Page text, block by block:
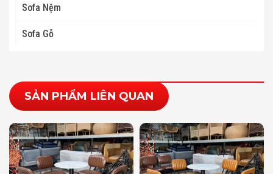
Sofa Nệm
Sofa Gỗ
SẢN PHẨM LIÊN QUAN